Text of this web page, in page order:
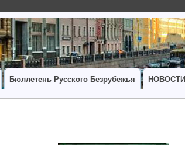
Бюллетень Русского Безрубежья НОВОСТИ